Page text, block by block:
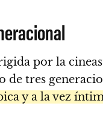
por la
tres
y a la vez